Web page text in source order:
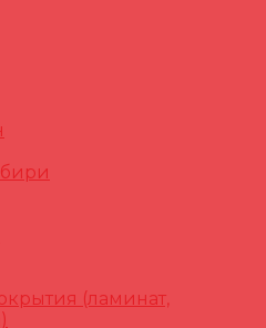
(ламинат,